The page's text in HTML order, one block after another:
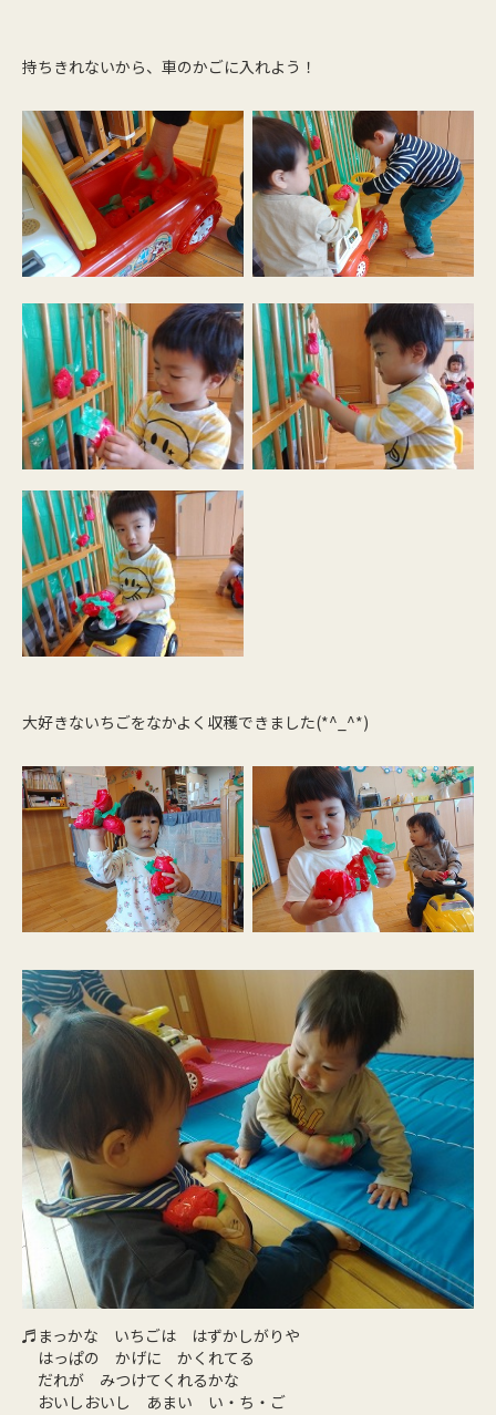
持ちきれないから、車のかごに入れよう！
大好きないちごをなかよく収穫できました(*^_^*)
♬まっかな いちごは はずかしがりや
はっぱの かげに かくれてる
だれが みつけてくれるかな
おいしおいし あまい い・ち・ご